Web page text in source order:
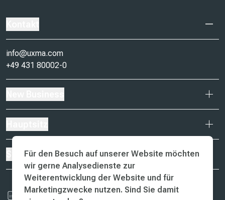
info@uxma.com
+49 431 80002-0
Standorte
Für den Besuch auf unserer Website möchten
wir gerne Analysedienste zur
Weiterentwicklung der Website und für
Marketingzwecke nutzen. Sind Sie damit